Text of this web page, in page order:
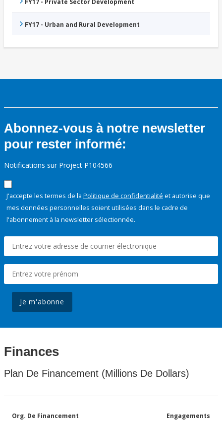
FY17 - Private Sector Development
FY17 - Urban and Rural Development
Abonnez-vous à notre newsletter
pour rester informé:
Notifications sur Project P104566
J'accepte les termes de la Politique de confidentialité et autorise que
mes données personnelles soient utilisées dans le cadre de
l'abonnement à la newsletter sélectionnée.
Je m'abonne
Finances
Plan De Financement (Millions De Dollars)
Org. De Financement Engagements